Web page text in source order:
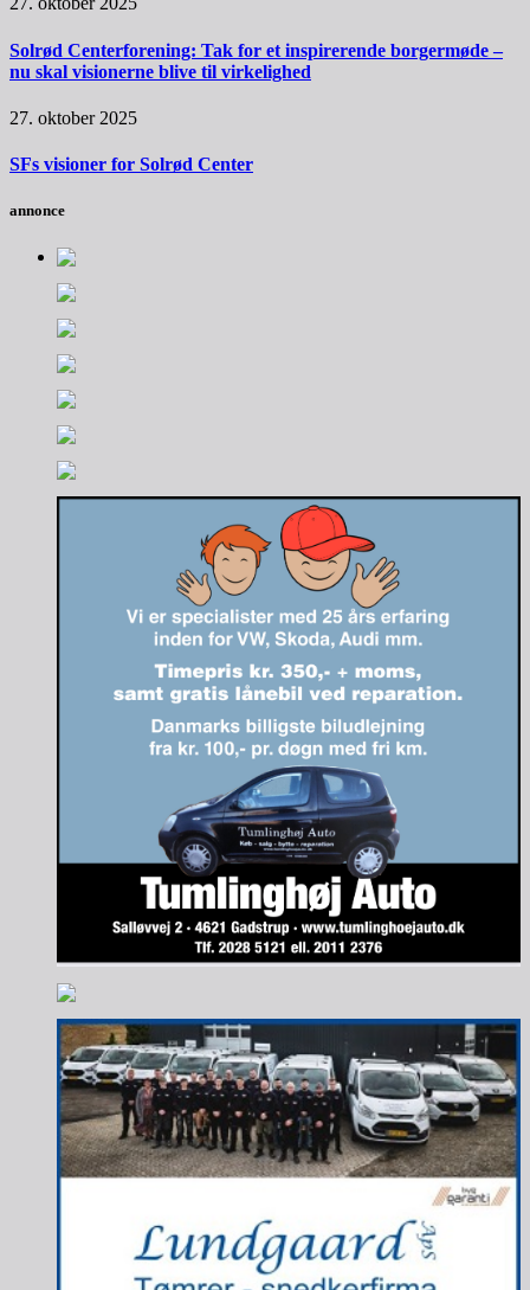
Solrød Centerforening: Tak for et inspirerende borgermøde –
nu skal visionerne blive til virkelighed
27. oktober 2025
SFs visioner for Solrød Center
annonce